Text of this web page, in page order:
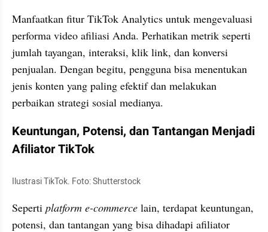
Manfaatkan fitur TikTok Analytics untuk mengevaluasi
performa video afiliasi Anda. Perhatikan metrik seperti
jumlah tayangan, interaksi, klik link, dan konversi
penjualan. Dengan begitu, pengguna bisa menentukan
jenis konten yang paling efektif dan melakukan
perbaikan strategi sosial medianya.
Keuntungan, Potensi, dan Tantangan Menjadi
Afiliator TikTok
Ilustrasi TikTok. Foto: Shutterstock
Seperti platform e-commerce lain, terdapat keuntungan,
potensi, dan tantangan yang bisa dihadapi afiliator